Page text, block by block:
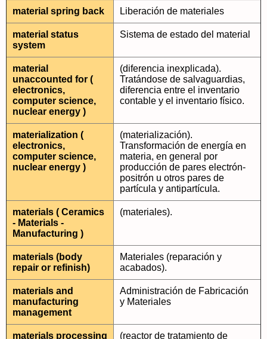
material spring back Liberación de materiales
material status
system
Sistema de estado del material
material
unaccounted for (
electronics,
computer science,
nuclear energy )
(diferencia inexplicada).
Tratándose de salvaguardias,
diferencia entre el inventario
contable y el inventario físico.
materialization (
electronics,
computer science,
nuclear energy )
(materialización).
Transformación de energía en
materia, en general por
producción de pares electrón-
positrón u otros pares de
partícula y antipartícula.
materials ( Ceramics
- Materials -
Manufacturing )
(materiales).
materials (body
repair or refinish)
Materiales (reparación y
acabados).
materials and
manufacturing
management
Administración de Fabricación
y Materiales
materials processing
(reactor de tratamiento de